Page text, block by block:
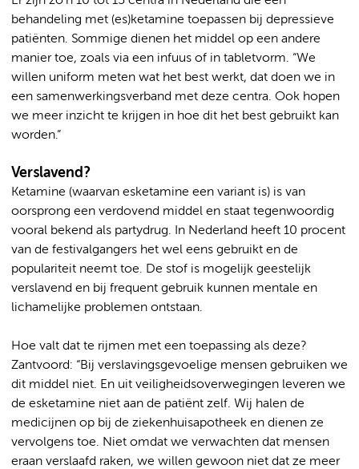
behandeling met (es)ketamine toepassen bij depressieve
patiënten. Sommige dienen het middel op een andere
manier toe, zoals via een infuus of in tabletvorm. “We
willen uniform meten wat het best werkt, dat doen we in
een samenwerkingsverband met deze centra. Ook hopen
we meer inzicht te krijgen in hoe dit het best gebruikt kan
worden.”
Verslavend?
Ketamine (waarvan esketamine een variant is) is van
oorsprong een verdovend middel en staat tegenwoordig
vooral bekend als partydrug. In Nederland heeft 10 procent
van de festivalgangers het wel eens gebruikt en de
populariteit neemt toe. De stof is mogelijk geestelijk
verslavend en bij frequent gebruik kunnen mentale en
lichamelijke problemen ontstaan.
Hoe valt dat te rijmen met een toepassing als deze?
Zantvoord: “Bij verslavingsgevoelige mensen gebruiken we
dit middel niet. En uit veiligheidsoverwegingen leveren we
de esketamine niet aan de patiënt zelf. Wij halen de
medicijnen op bij de ziekenhuisapotheek en dienen ze
vervolgens toe. Niet omdat we verwachten dat mensen
eraan verslaafd raken, we willen gewoon niet dat ze meer